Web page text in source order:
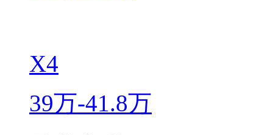
X4
39万-41.8万